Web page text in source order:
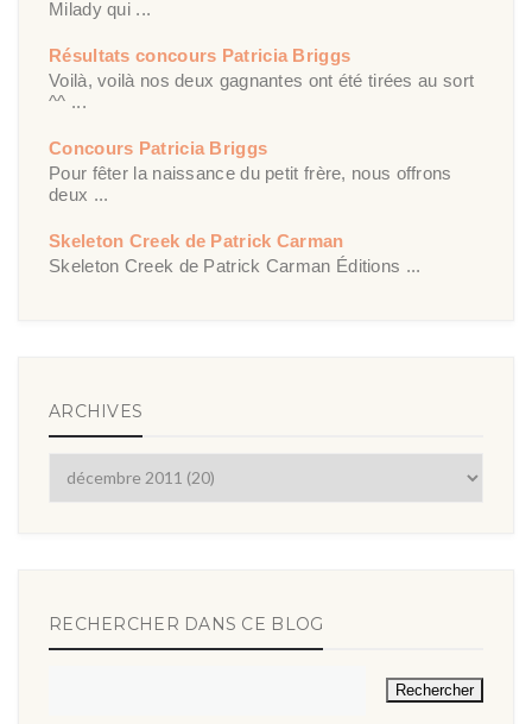
Milady qui ...
Résultats concours Patricia Briggs
Voilà, voilà nos deux gagnantes ont été tirées au sort
^^ ...
Concours Patricia Briggs
Pour fêter la naissance du petit frère, nous offrons
deux ...
Skeleton Creek de Patrick Carman
Skeleton Creek de Patrick Carman Éditions ...
ARCHIVES
RECHERCHER DANS CE BLOG